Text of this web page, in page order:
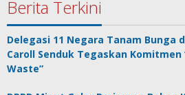
Berita Terkini
Delegasi 11 Negara Tanam Bunga
Caroll Senduk Tegaskan Komitmen
Waste”